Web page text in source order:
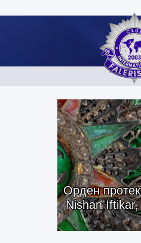
Орден
Nishan